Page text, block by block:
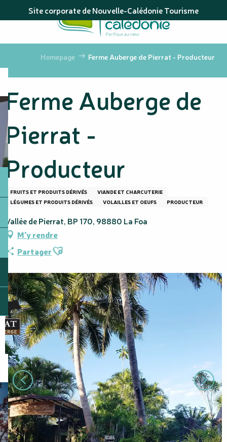
au
principal
Site corporate de Nouvelle-Calédonie Tourisme
Homepage Ferme Auberge de Pierrat - Producteur
Ferme Auberge de
Pierrat -
Producteur
FRUITS ET PRODUITS DÉRIVÉS
VIANDE ET CHARCUTERIE
LÉGUMES ET PRODUITS DÉRIVÉS
VOLAILLES ET OEUFS PRODUCTEUR
Vallée de Pierrat, BP 170, 98880 La Foa
M'y rendre
PartagerAjouter aux favoris